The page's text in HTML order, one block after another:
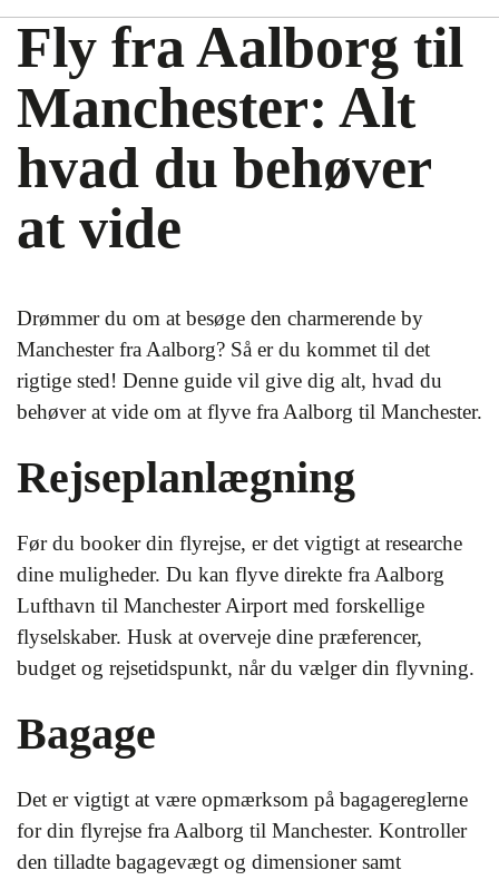
Fly fra Aalborg til
Manchester: Alt
hvad du behøver
at vide
Drømmer du om at besøge den charmerende by
Manchester fra Aalborg? Så er du kommet til det
rigtige sted! Denne guide vil give dig alt, hvad du
behøver at vide om at flyve fra Aalborg til Manchester.
Rejseplanlægning
Før du booker din flyrejse, er det vigtigt at researche
dine muligheder. Du kan flyve direkte fra Aalborg
Lufthavn til Manchester Airport med forskellige
flyselskaber. Husk at overveje dine præferencer,
budget og rejsetidspunkt, når du vælger din flyvning.
Bagage
Det er vigtigt at være opmærksom på bagagereglerne
for din flyrejse fra Aalborg til Manchester. Kontroller
den tilladte bagagevægt og dimensioner samt